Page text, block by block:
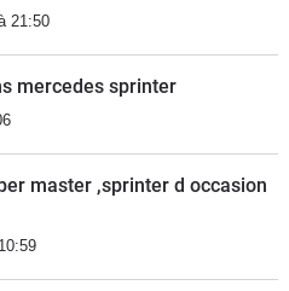
21:50
mercedes sprinter
master ,sprinter d occasion